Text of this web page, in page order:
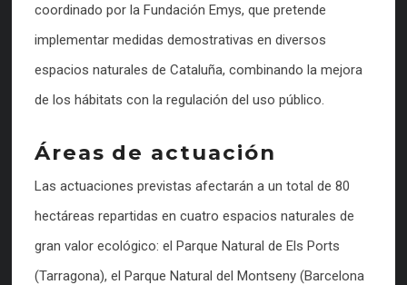
coordinado por la Fundación Emys, que pretende
implementar medidas demostrativas en diversos
espacios naturales de Cataluña, combinando la mejora
de los hábitats con la regulación del uso público.
Áreas de actuación
Las actuaciones previstas afectarán a un total de 80
hectáreas repartidas en cuatro espacios naturales de
gran valor ecológico: el Parque Natural de Els Ports
(Tarragona), el Parque Natural del Montseny (Barcelona